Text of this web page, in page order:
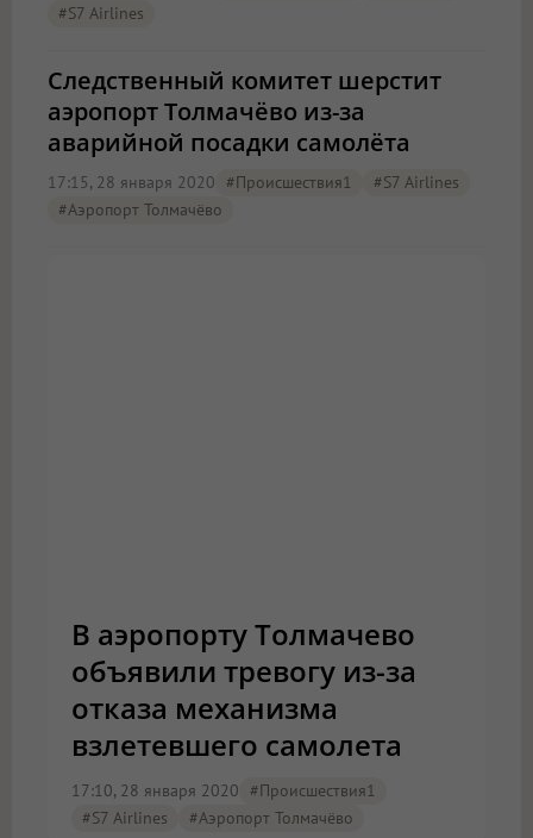
#S7 Airlines
Следственный комитет шерстит
аэропорт Толмачёво из-за
аварийной посадки самолёта
17:15, 28 января 2020 #Происшествия1
#S7 Airlines
#аэропорт Толмачёво
В аэропорту Толмачево
объявили тревогу из-за
отказа механизма
взлетевшего самолета
17:10, 28 января 2020 #Происшествия1
#S7 Airlines
#аэропорт Толмачёво